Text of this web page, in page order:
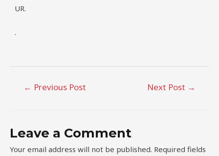
UR.
.
← Previous Post Next Post →
Leave a Comment
Your email address will not be published. Required fields